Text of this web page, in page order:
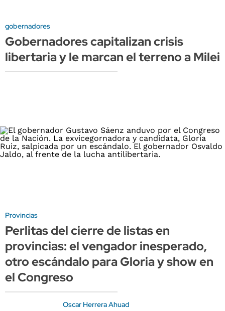
gobernadores
Gobernadores capitalizan crisis
libertaria y le marcan el terreno a Milei
Provincias
Perlitas del cierre de listas en
provincias: el vengador inesperado,
otro escándalo para Gloria y show en
el Congreso
Oscar Herrera Ahuad